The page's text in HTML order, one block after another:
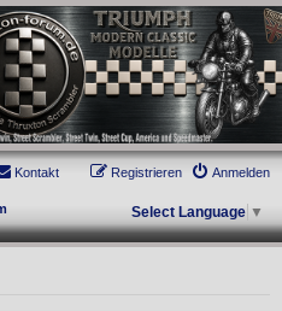
Modern Classic Modelle. Das Forum für
2001. Triumph Bonneville, Thruxton,
Street Twin, Street Cup, America
Kontakt Anmelden
Registrieren
Select Language ▼